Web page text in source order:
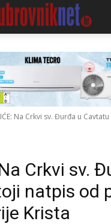
Na Crkvi sv. Đurđa u
Crkvi sv.
natpis od
Krista